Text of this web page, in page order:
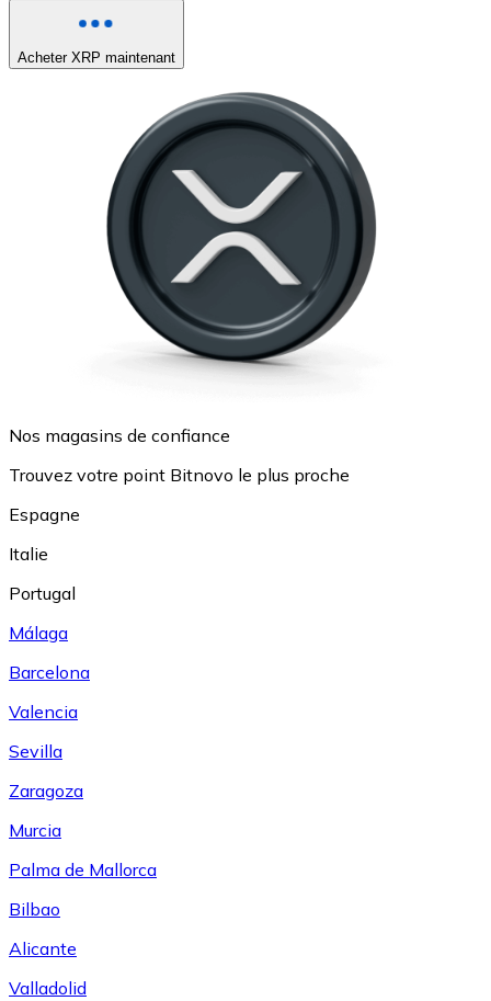
Acheter XRP maintenant
Nos magasins de confiance
Trouvez votre point Bitnovo le plus proche
Espagne
Italie
Portugal
Málaga
Barcelona
Valencia
Sevilla
Zaragoza
Murcia
Palma de Mallorca
Bilbao
Alicante
Valladolid